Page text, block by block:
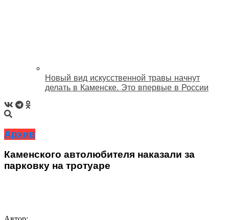
Новый вид искусственной травы начнут
делать в Каменске. Это впервые в России
Архив
Каменского автолюбителя наказали за
парковку на тротуаре